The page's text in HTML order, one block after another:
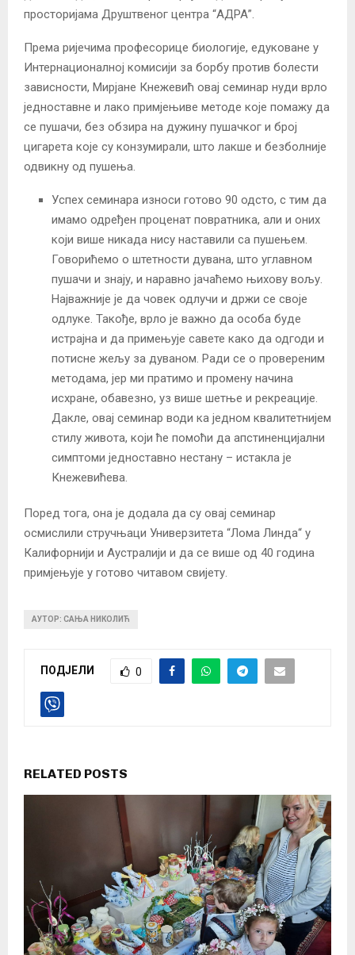
просторијама Друштвеног центра “АДРА”.
Према ријечима професорице биологије, едуковане у
Интернационалној комисији за борбу против болести
зависности, Мирјане Кнежевић овај семинар нуди врло
једноставне и лако примјењиве методе које помажу да
се пушачи, без обзира на дужину пушaчког и број
цигарета које су конзумирали, што лакше и безболније
одвикну од пушења.
Успех семинара износи готово 90 одсто, с тим да
имамо одређен проценат повратника, али и оних
који више никада нису наставили са пушењем.
Говорићемо о штетности дувана, што углавном
пушачи и знају, и наравно јачаћемо њихову вољу.
Најважније је да човек одлучи и држи се своје
одлуке. Такође, врло је важно да особа буде
истрајна и да примењује савете како да одгоди и
потисне жељу за дуваном. Ради се о провереним
методама, јер ми пратимо и промену начина
исхране, обавезно, уз више шетње и рекреације.
Дакле, овај семинар води ка једном квалитетнијем
стилу живота, који ће помоћи да апстиненцијални
симптоми једноставно нестану – истакла је
Кнежевићева.
Поред тога, она је додала да су овај семинар
осмислили стручњаци Универзитета “Лома Линда“ у
Калифорнији и Аустралији и да се више од 40 година
примјењује у готово читавом свијету.
АУТОР: САЊА НИКОЛИЋ
ПОДЈЕЛИ 0
RELATED POSTS